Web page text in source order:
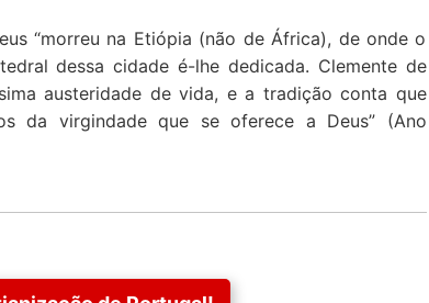
“morreu na Etiópia (não de África), de onde o
dessa cidade é-lhe dedicada. Clemente de
austeridade de vida, e a tradição conta que
da virgindade que se oferece a Deus” (Ano